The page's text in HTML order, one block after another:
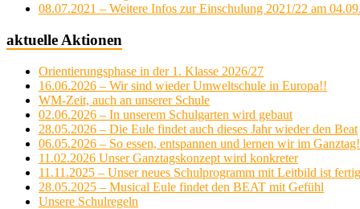
08.07.2021 – Weitere Infos zur Einschulung 2021/22 am
aktuelle Aktionen
Orientierungsphase in der 1. Klasse 2026/27
16.06.2026 – Wir sind wieder Umweltschule in Europa!!
WM-Zeit, auch an unserer Schule
02.06.2026 – In unserem Schulgarten wird gebaut
28.05.2026 – Die Eule findet auch dieses Jahr wieder den Beat
06.05.2026 – So essen, entspannen und lernen wir im Ganztag!
11.02.2026 Unser Ganztagskonzept wird konkreter
11.11.2025 – Unser neues Schulprogramm mit Leitbild ist fertig
28.05.2025 – Musical Eule findet den BEAT mit Gefühl
Unsere Schulregeln